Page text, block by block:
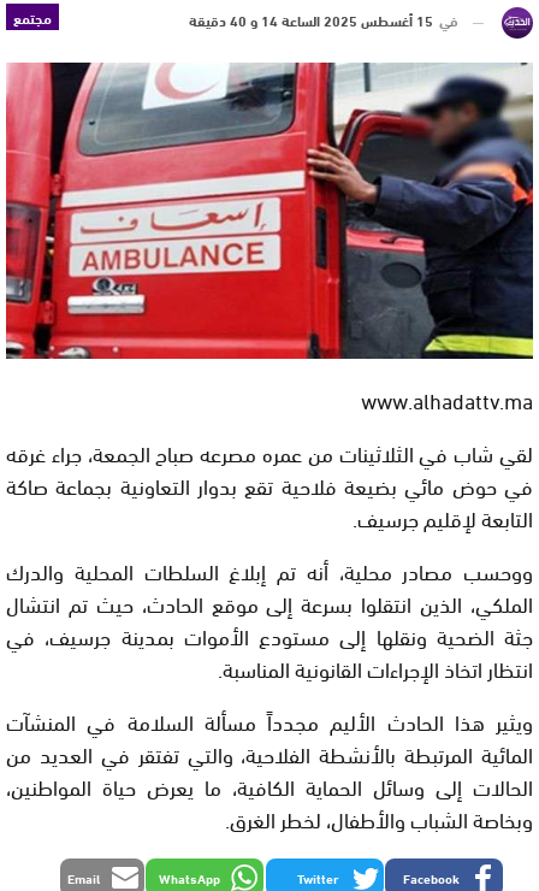
مجتمع في 15 أغسطس 2025 الساعة 14 و 40 دقيقة
www.alhadattv.ma
لقي شاب في الثلاثينات من عمره مصرعه صباح الجمعة، جراء غرقه
في حوض مائي بضيعة فلاحية تقع بدوار التعاونية بجماعة صاكة
التابعة لإقليم جرسيف.
ووحسب مصادر محلية، أنه تم إبلاغ السلطات المحلية والدرك
الملكي، الذين انتقلوا بسرعة إلى موقع الحادث، حيث تم انتشال
جثة الضحية ونقلها إلى مستودع الأموات بمدينة جرسيف، في
انتظار اتخاذ الإجراءات القانونية المناسبة.
ويثير هذا الحادث الأليم مجدداً مسألة السلامة في المنشآت
المائية المرتبطة بالأنشطة الفلاحية، والتي تفتقر في العديد من
الحالات إلى وسائل الحماية الكافية، ما يعرض حياة المواطنين،
وبخاصة الشباب والأطفال، لخطر الغرق.
Facebook
Twitter
WhatsApp
Email